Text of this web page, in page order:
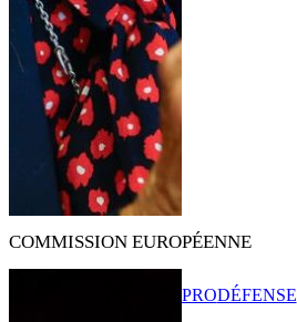
COMMISSION EUROPÉENNE
PRODÉFENSE